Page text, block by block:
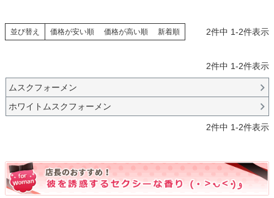
並び替え 価格が安い順 価格が高い順 新着順 2件中 1-2件表示
2件中 1-2件表示
ムスクフォーメン
ホワイトムスクフォーメン
2件中 1-2件表示